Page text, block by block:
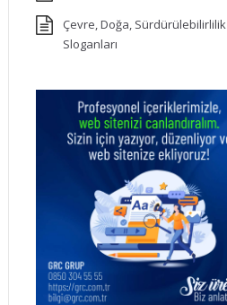
Çevre, Doğa, Sürdürülebilirlilik
Sloganları